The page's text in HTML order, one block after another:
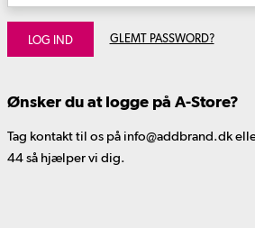
LOG IND GLEMT PASSWORD?
Ønsker du at logge på A-Store?
Tag kontakt til os på info@addbrand.dk
44 så hjælper vi dig.